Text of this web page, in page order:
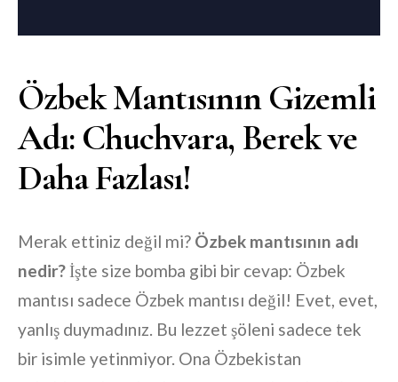
Özbek Mantısının Gizemli
Adı: Chuchvara, Berek ve
Daha Fazlası!
Merak ettiniz değil mi? Özbek mantısının adı
nedir? İşte size bomba gibi bir cevap: Özbek
mantısı sadece Özbek mantısı değil! Evet, evet,
yanlış duymadınız. Bu lezzet şöleni sadece tek
bir isimle yetinmiyor. Ona Özbekistan